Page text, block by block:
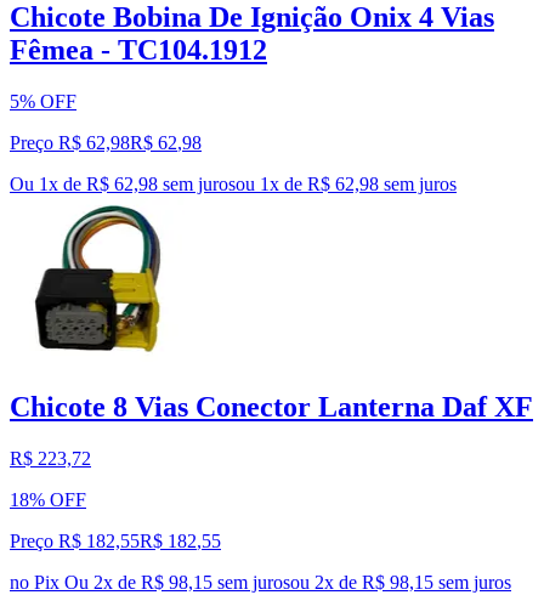
Chicote Bobina De Ignição Onix 4 Vias
Fêmea - TC104.1912
5% OFF
Preço R$ 62,98R$ 62,98
Ou 1x de R$ 62,98 sem jurosou 1x de R$ 62,98 sem juros
Chicote 8 Vias Conector Lanterna Daf XF
R$ 223,72
18% OFF
Preço R$ 182,55R$ 182,55
no Pix Ou 2x de R$ 98,15 sem jurosou 2x de R$ 98,15 sem juros